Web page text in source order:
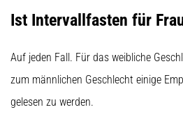
Ist Intervallfasten für
Auf jeden Fall. Für das weibliche
zum männlichen Geschlecht einige
gelesen zu werden.